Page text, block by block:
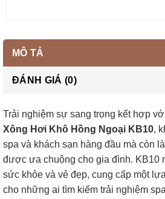
MÔ TẢ
ĐÁNH GIÁ (0)
Trải nghiệm sự sang trọng kết hợp
Xông Hơi Khô Hồng Ngoại KB10,
spa và khách sạn hàng đầu mà còn
được ưa chuộng cho gia đình. KB10
sức khỏe và vẻ đẹp, cung cấp một
cho những ai tìm kiếm trải nghiệm